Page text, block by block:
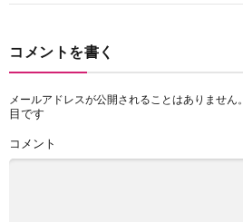
コメントを書く
メールアドレスが公開されることはありません。
目です
コメント